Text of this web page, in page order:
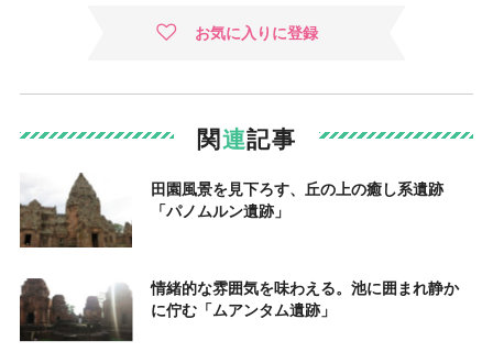
お気に入りに登録
関連記事
田園風景を見下ろす、丘の上の癒し系遺跡
「パノムルン遺跡」
情緒的な雰囲気を味わえる。池に囲まれ静か
に佇む「ムアンタム遺跡」